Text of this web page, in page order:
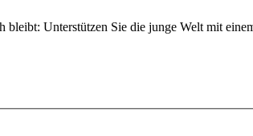
Unterstützen Sie die junge Welt mit